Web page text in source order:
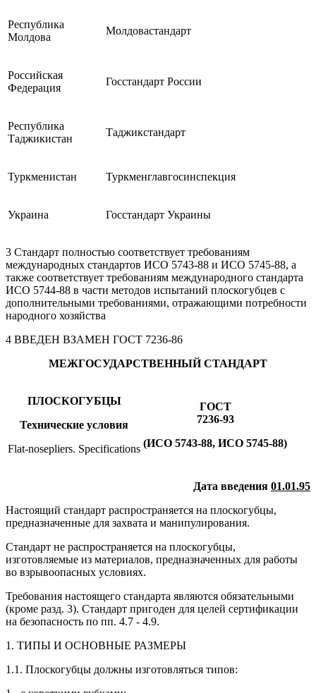
Республика
Молдова
Молдовастандарт
Российская
Федерация
Госстандарт России
Республика
Таджикистан
Таджикстандарт
Туркменистан Туркменглавгосинспекция
Украина Госстандарт Украины
3 Стандарт полностью соответствует требованиям
международных стандартов ИСО 5743-88 и ИСО 5745-88, а
также соответствует требованиям международного стандарта
ИСО 5744-88 в части методов испытаний плоскогубцев с
дополнительными требованиями, отражающими потребности
народного хозяйства
4 ВВЕДЕН ВЗАМЕН ГОСТ 7236-86
МЕЖГОСУДАРСТВЕННЫЙ СТАНДАРТ
ПЛОСКОГУБЦЫ
Технические условия
Flat-nosepliers. Specifications
ГОСТ
7236-93
(ИСО 5743-88, ИСО 5745-88)
Дата введения 01.01.95
Настоящий стандарт распространяется на плоскогубцы,
предназначенные для захвата и манипулирования.
Стандарт не распространяется на плоскогубцы,
изготовляемые из материалов, предназначенных для работы
во взрывоопасных условиях.
Требования настоящего стандарта являются обязательными
(кроме разд. 3). Стандарт пригоден для целей сертификации
на безопасность по пп. 4.7 - 4.9.
1. ТИПЫ И ОСНОВНЫЕ РАЗМЕРЫ
1.1. Плоскогубцы должны изготовляться типов: